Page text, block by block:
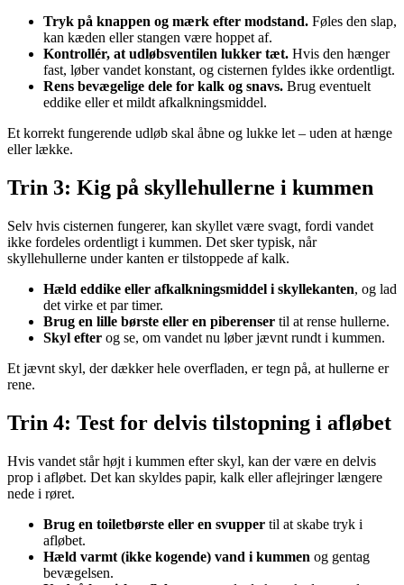
Tryk på knappen og mærk efter modstand. Føles den slap,
kan kæden eller stangen være hoppet af.
Kontrollér, at udløbsventilen lukker tæt. Hvis den hænger
fast, løber vandet konstant, og cisternen fyldes ikke ordentligt.
Rens bevægelige dele for kalk og snavs. Brug eventuelt
eddike eller et mildt afkalkningsmiddel.
Et korrekt fungerende udløb skal åbne og lukke let – uden at hænge
eller lække.
Trin 3: Kig på skyllehullerne i kummen
Selv hvis cisternen fungerer, kan skyllet være svagt, fordi vandet
ikke fordeles ordentligt i kummen. Det sker typisk, når
skyllehullerne under kanten er tilstoppede af kalk.
Hæld eddike eller afkalkningsmiddel i skyllekanten, og lad
det virke et par timer.
Brug en lille børste eller en piberenser til at rense hullerne.
Skyl efter og se, om vandet nu løber jævnt rundt i kummen.
Et jævnt skyl, der dækker hele overfladen, er tegn på, at hullerne er
rene.
Trin 4: Test for delvis tilstopning i afløbet
Hvis vandet står højt i kummen efter skyl, kan der være en delvis
prop i afløbet. Det kan skyldes papir, kalk eller aflejringer længere
nede i røret.
Brug en toiletbørste eller en svupper til at skabe tryk i
afløbet.
Hæld varmt (ikke kogende) vand i kummen og gentag
bevægelsen.